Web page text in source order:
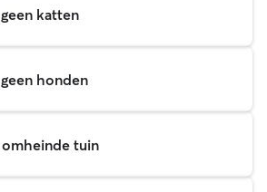
katten
honden
tuin